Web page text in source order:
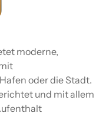
moderne,
oder die Stadt.
und mit allem